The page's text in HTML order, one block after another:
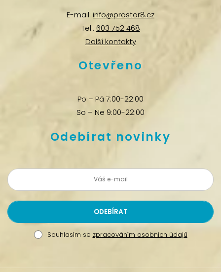
E-mail: info@prostor8.cz
Tel.: 603 752 468
Další kontakty
Otevřeno
Po – Pá 7:00-22:00
So – Ne 9:00-22:00
Odebírat novinky
Souhlasím se zpracováním osobních údajů